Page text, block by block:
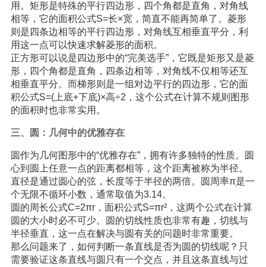
用。矩形是特殊的平行四边形，四个角都是直角，对角线
相等，它的面积公式S=长×宽，简直不能再简单了。菱形
则是四条边相等的平行四边形，对角线互相垂直平分，利
用这一点可以快速求解菱形的面积。
正方形可以说是四边形中的“完美选手”，它既是矩形又是菱
形，四个角都是直角，四条边相等，对角线不仅相等还互
相垂直平分。而梯形则是一组对边平行的四边形，它的面
积公式S=(上底+下底)×高÷2，这个公式在计算不规则图形
的面积时也非常实用。
三、圆：几何中的优雅存在
圆作为几何图形中的“优雅存在”，拥有许多独特的性质。圆
心到圆上任意一点的距离都相等，这个距离被称为半径。
直径是通过圆心的弦，长度等于半径的两倍。圆周率π是一
个无限不循环小数，通常取值为3.14。
圆的周长公式C=2πr，面积公式S=πr²，这两个公式在计算
圆的大小时必不可少。圆的切线性质也非常有趣，切线与
半径垂直，这一点在解决与圆有关的问题时非常重要。
那么问题来了，如何判断一条直线是否为圆的切线呢？只
需要验证这条直线与圆只有一个交点，并且这条直线与过